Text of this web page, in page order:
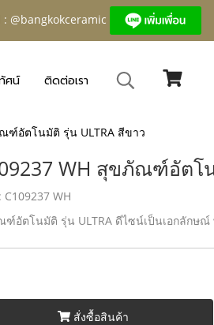
@bangkokceramic
ศน์ ติดต่อเรา
ฑ์อัตโนมัติ รุ่น ULTRA สีขาว
WH สุขภัณฑ์อัตโ
C109237 WH
อัตโนมัติ รุ่น ULTRA ดีไซน์เป็นเอกลักษ
สั่งซื้อสินค้า